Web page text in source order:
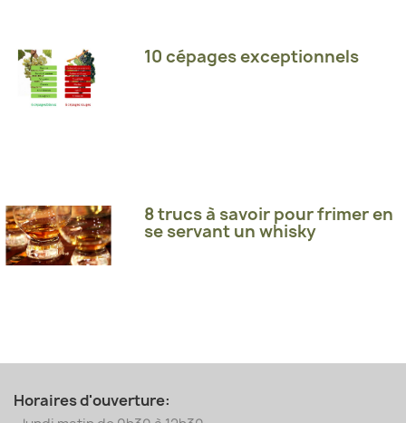
10 cépages exceptionnels
8 trucs à savoir pour frimer en
se servant un whisky
Horaires d'ouverture: